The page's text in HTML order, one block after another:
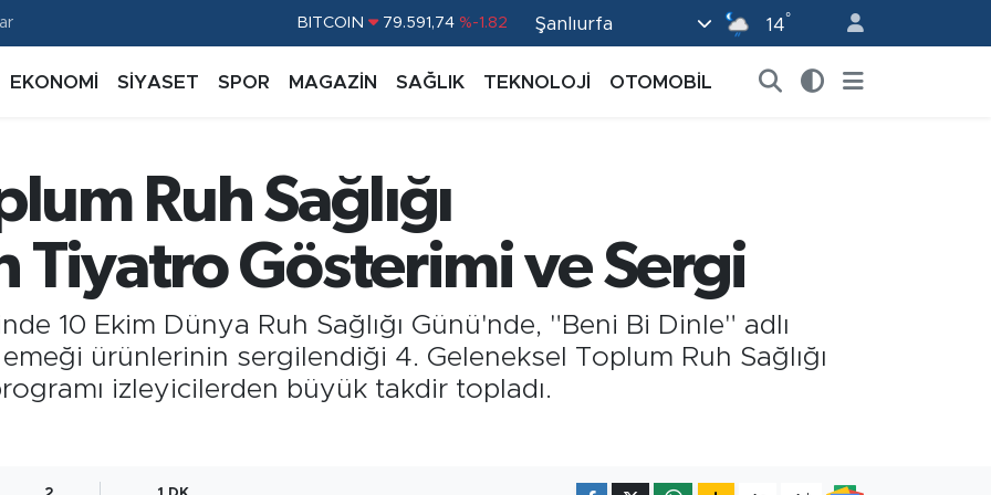
BITCOIN 79.591,74 %-1.82
G.ALTIN 6862,09000
BİST100 14.598,00
Şanlıurfa 14°
EKONOMİ SİYASET SPOR MAGAZİN SAĞLIK TEKNOLOJİ OTOMOBİL
Ruh Sağlığı
Gösterimi ve Sergi
10 Ekim Dünya Ruh Sağlığı Günü'nde, "Beni Bi Dinle" adlı
ürünlerinin sergilendiği 4. Geleneksel Toplum Ruh Sağlığı
izleyicilerden büyük takdir topladı.